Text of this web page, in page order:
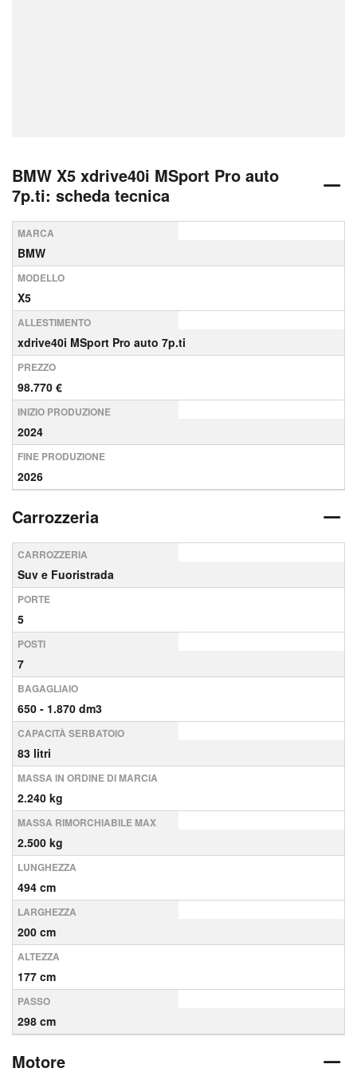
BMW X5 xdrive40i MSport Pro auto
7p.ti: scheda tecnica
MARCA
BMW
MODELLO
X5
ALLESTIMENTO
xdrive40i MSport Pro auto 7p.ti
PREZZO
98.770 €
INIZIO PRODUZIONE
2024
FINE PRODUZIONE
2026
Carrozzeria
CARROZZERIA
Suv e Fuoristrada
PORTE
5
POSTI
7
BAGAGLIAIO
650 - 1.870 dm3
CAPACITÀ SERBATOIO
83 litri
MASSA IN ORDINE DI MARCIA
2.240 kg
MASSA RIMORCHIABILE MAX
2.500 kg
LUNGHEZZA
494 cm
LARGHEZZA
200 cm
ALTEZZA
177 cm
PASSO
298 cm
Motore